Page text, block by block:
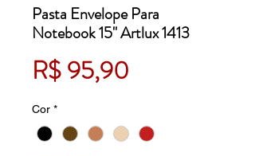
Pasta Envelope Para
Notebook 15" Artlux 1413
R$ 95,90
Cor *